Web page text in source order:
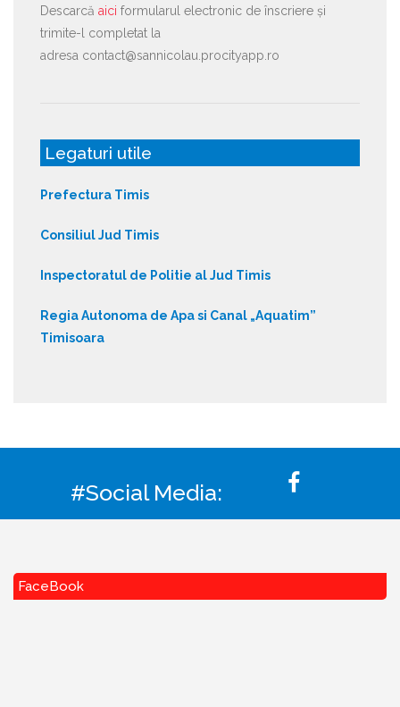
Descarcă aici formularul electronic de înscriere și
trimite-l completat la
adresa contact@sannicolau.procityapp.ro
Legaturi utile
Prefectura Timis
Consiliul Jud Timis
Inspectoratul de Politie al Jud Timis
Regia Autonoma de Apa si Canal „Aquatim”
Timisoara
#Social Media:
FaceBook